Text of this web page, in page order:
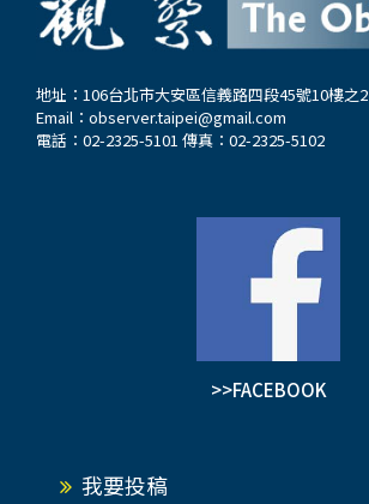
地址：106台北市大安區信義路四段45號10樓之2
Email： observer.taipei@gmail.com
電話：02-2325-5101 傳真：02-2325-5102
>>FACEBOOK
我要投稿